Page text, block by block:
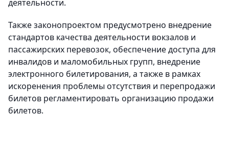
деятельности.
Также законопроектом предусмотрено внедрение
стандартов качества деятельности вокзалов и
пассажирских перевозок, обеспечение доступа для
инвалидов и маломобильных групп, внедрение
электронного билетирования, а также в рамках
искоренения проблемы отсутствия и перепродажи
билетов регламентировать организацию продажи
билетов.